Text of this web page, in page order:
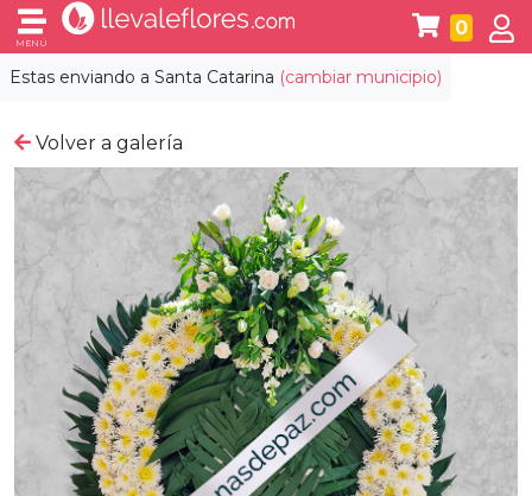
Estas enviando a Santa Catarina (cambiar municipio)
MENÚ
0
Volver a galería